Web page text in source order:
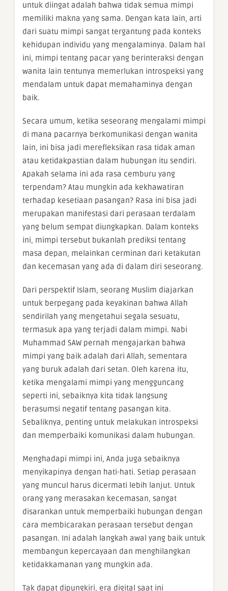
untuk diingat adalah bahwa tidak semua mimpi
memiliki makna yang sama. Dengan kata lain, arti
dari suatu mimpi sangat tergantung pada konteks
kehidupan individu yang mengalaminya. Dalam hal
ini, mimpi tentang pacar yang berinteraksi dengan
wanita lain tentunya memerlukan introspeksi yang
mendalam untuk dapat memahaminya dengan
baik.
Secara umum, ketika seseorang mengalami mimpi
di mana pacarnya berkomunikasi dengan wanita
lain, ini bisa jadi merefleksikan rasa tidak aman
atau ketidakpastian dalam hubungan itu sendiri.
Apakah selama ini ada rasa cemburu yang
terpendam? Atau mungkin ada kekhawatiran
terhadap kesetiaan pasangan? Rasa ini bisa jadi
merupakan manifestasi dari perasaan terdalam
yang belum sempat diungkapkan. Dalam konteks
ini, mimpi tersebut bukanlah prediksi tentang
masa depan, melainkan cerminan dari ketakutan
dan kecemasan yang ada di dalam diri seseorang.
Dari perspektif Islam, seorang Muslim diajarkan
untuk berpegang pada keyakinan bahwa Allah
sendirilah yang mengetahui segala sesuatu,
termasuk apa yang terjadi dalam mimpi. Nabi
Muhammad SAW pernah mengajarkan bahwa
mimpi yang baik adalah dari Allah, sementara
yang buruk adalah dari setan. Oleh karena itu,
ketika mengalami mimpi yang mengguncang
seperti ini, sebaiknya kita tidak langsung
berasumsi negatif tentang pasangan kita.
Sebaliknya, penting untuk melakukan introspeksi
dan memperbaiki komunikasi dalam hubungan.
Menghadapi mimpi ini, Anda juga sebaiknya
menyikapinya dengan hati-hati. Setiap perasaan
yang muncul harus dicermati lebih lanjut. Untuk
orang yang merasakan kecemasan, sangat
disarankan untuk memperbaiki hubungan dengan
cara membicarakan perasaan tersebut dengan
pasangan. Ini adalah langkah awal yang baik untuk
membangun kepercayaan dan menghilangkan
ketidakkamanan yang mungkin ada.
Tak dapat dipungkiri, era digital saat ini